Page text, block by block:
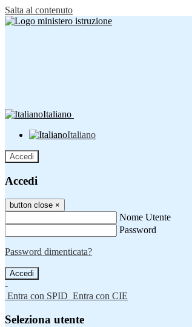
Salta al contenuto
Italiano
Italiano
Accedi
Accedi
button close ×
Nome Utente
Password
Password dimenticata?
-
Entra con SPID Entra con CIE
Seleziona utente